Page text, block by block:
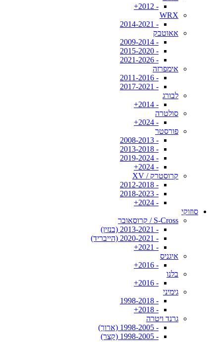
- 2012+
WRX
- 2014-2021
אאוטבק
- 2009-2014
- 2015-2020
- 2021-2026
אימפרזה
- 2011-2016
- 2017-2021
לבורג
- 2014+
סולטרה
- 2024+
פורסטר
- 2008-2013
- 2013-2018
- 2019-2024
- 2024+
קרוסטרק / XV
- 2012-2018
- 2018-2023
- 2024+
סוזוקי
S-Cross / קרוסאובר
- 2013-2021 (בנזין)
- 2020-2021 (הייבריד)
- 2021+
איגניס
- 2016+
בלנו
- 2016+
גימיני
- 1998-2018
- 2018+
גרנד ויטרה
- 1998-2005 (ארוך)
- 1998-2005 (קצר)